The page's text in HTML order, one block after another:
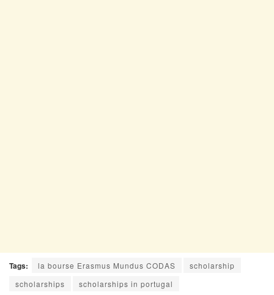
Tags: la bourse Erasmus Mundus CODAS
scholarship
scholarships
scholarships in portugal